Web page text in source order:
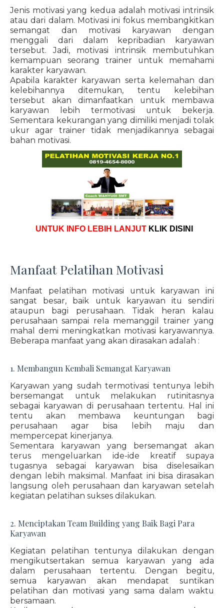
Jenis motivasi yang kedua adalah motivasi intrinsik
atau dari dalam. Motivasi ini fokus membangkitkan
semangat dan motivasi karyawan dengan
menggali dari dalam kepribadian karyawan
tersebut. Jadi, motivasi intrinsik membutuhkan
kemampuan seorang trainer untuk memahami
karakter karyawan.
Apabila karakter karyawan serta kelemahan dan
kelebihannya ditemukan, tentu kelebihan
tersebut akan dimanfaatkan untuk membawa
karyawan lebih termotivasi untuk bekerja.
Sementara kekurangan yang dimiliki menjadi tolak
ukur agar trainer tidak menjadikannya sebagai
bahan motivasi.
UNTUK INFO LEBIH LANJUT KLIK DISINI
Manfaat Pelatihan Motivasi
Manfaat pelatihan motivasi untuk karyawan ini
sangat besar, baik untuk karyawan itu sendiri
ataupun bagi perusahaan. Tidak heran kalau
perusahaan sampai rela memanggil trainer yang
mahal demi meningkatkan motivasi karyawannya.
Beberapa manfaat yang akan dirasakan adalah :
1. Membangun Kembali Semangat Karyawan
Karyawan yang sudah termotivasi tentunya lebih
bersemangat untuk melakukan rutinitasnya
sebagai karyawan di perusahaan tertentu. Hal ini
tentu akan membawa keuntungan bagi
perusahaan agar bisa lebih maju dan
mempercepat kinerjanya.
Sementara karyawan yang bersemangat akan
terus mengeluarkan ide-ide kreatif supaya
tugasnya sebagai karyawan bisa diselesaikan
dengan lebih maksimal. Manfaat ini bisa dirasakan
langsung oleh perusahaan dan karyawan setelah
kegiatan pelatihan sukses dilakukan.
2. Menciptakan Team Building yang Baik Bagi Para
Karyawan
Kegiatan pelatihan tentunya dilakukan dengan
mengikutsertakan semua karyawan yang ada
dalam perusahaan tertentu. Dengan begitu,
semua karyawan akan mendapat suntikan
pelatihan dan motivasi yang sama dalam waktu
bersamaan.